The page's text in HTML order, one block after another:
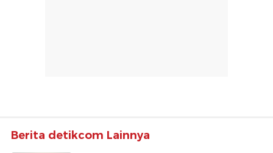
Berita detikcom Lainnya